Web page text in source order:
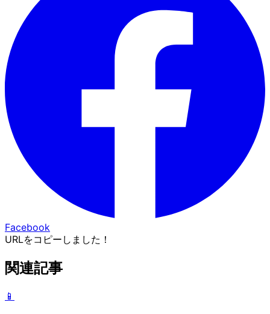
Facebook
URLをコピーしました！
関連記事
📱